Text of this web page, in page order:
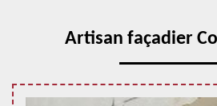
Artisan façadier